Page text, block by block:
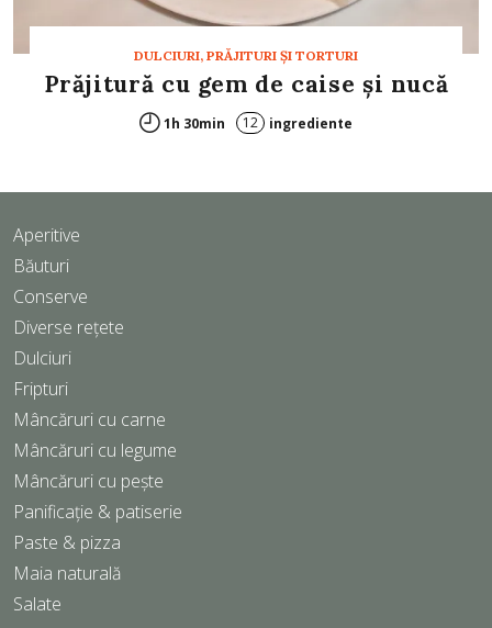
DULCIURI, PRĂJITURI ȘI TORTURI
Prăjitură cu gem de caise şi nucă
1h 30min 12 ingrediente
Aperitive
Băuturi
Conserve
Diverse rețete
Dulciuri
Fripturi
Mâncăruri cu carne
Mâncăruri cu legume
Mâncăruri cu pește
Panificație & patiserie
Paste & pizza
Maia naturală
Salate